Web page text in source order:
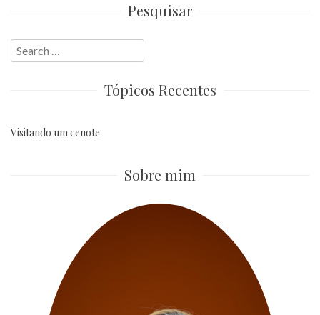
Pesquisar
Search
for:
Tópicos Recentes
Visitando um cenote
Sobre mim